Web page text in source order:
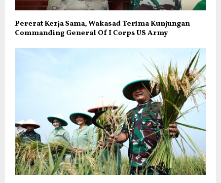
Pererat Kerja Sama, Wakasad Terima Kunjungan
Commanding General Of I Corps US Army